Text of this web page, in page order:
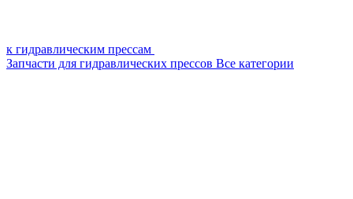
к гидравлическим прессам
Запчасти для гидравлических прессов Все категории